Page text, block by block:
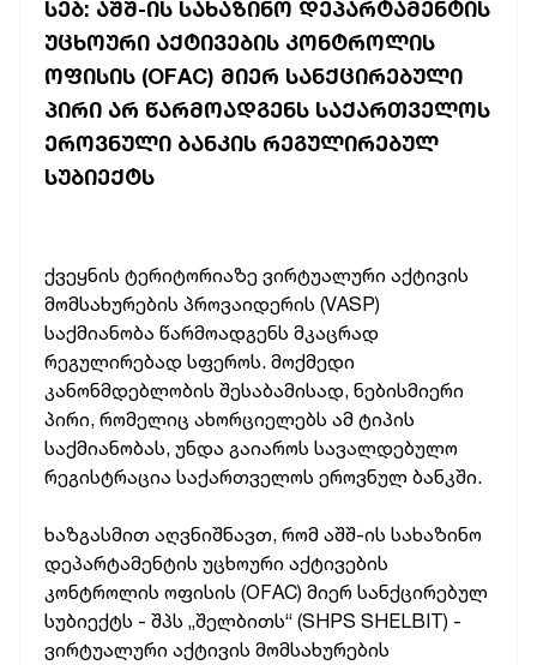
ᲡᲔᲑ: ᲐᲨᲨ-ᲘᲡ ᲡᲐᲮᲐᲖᲘᲜᲝ ᲓᲔᲞᲐᲠᲢᲐᲛᲔᲜᲢᲘᲡ
ᲣᲪᲮᲝᲣᲠᲘ ᲐᲥᲢᲘᲕᲔᲑᲘᲡ ᲙᲝᲜᲢᲠᲝᲚᲘᲡ
ᲝᲤᲘᲡᲘᲡ (OFAC) ᲛᲘᲔᲠ ᲡᲐᲜᲥᲪᲘᲠᲔᲑᲣᲚᲘ
ᲞᲘᲠᲘ ᲐᲠ ᲬᲐᲠᲛᲝᲐᲓᲒᲔᲜᲡ ᲡᲐᲥᲐᲠᲗᲕᲔᲚᲝᲡ
ᲔᲠᲝᲕᲜᲣᲚᲘ ᲑᲐᲜᲙᲘᲡ ᲠᲔᲒᲣᲚᲘᲠᲔᲑᲣᲚ
ᲡᲣᲑᲘᲔᲥᲢᲡ
ქვეყნის ტერიტორიაზე ვირტუალური აქტივის
მომსახურების პროვაიდერის (VASP)
საქმიანობა წარმოადგენს მკაცრად
რეგულირებად სფეროს. მოქმედი
კანონმდებლობის შესაბამისად, ნებისმიერი
პირი, რომელიც ახორციელებს ამ ტიპის
საქმიანობას, უნდა გაიაროს სავალდებულო
რეგისტრაცია საქართველოს ეროვნულ ბანკში.
ხაზგასმით აღვნიშნავთ, რომ აშშ-ის სახაზინო
დეპარტამენტის უცხოური აქტივების
კონტროლის ოფისის (OFAC) მიერ სანქცირებულ
სუბიექტს - შპს „შელბითს“ (SHPS SHELBIT) -
ვირტუალური აქტივის მომსახურების